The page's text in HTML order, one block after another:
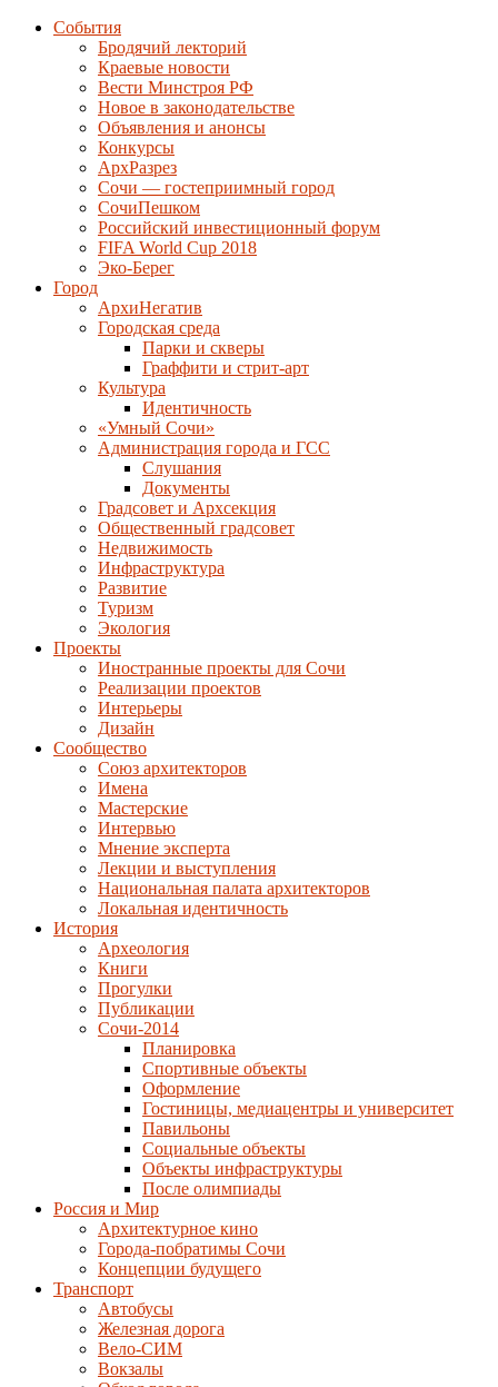
События
Бродячий лекторий
Краевые новости
Вести Минстроя РФ
Новое в законодательстве
Объявления и анонсы
Конкурсы
АрхРазрез
Сочи — гостеприимный город
СочиПешком
Российский инвестиционный форум
FIFA World Cup 2018
Эко-Берег
Город
АрхиНегатив
Городская среда
Парки и скверы
Граффити и стрит-арт
Культура
Идентичность
«Умный Сочи»
Администрация города и ГСС
Слушания
Документы
Градсовет и Архсекция
Общественный градсовет
Недвижимость
Инфраструктура
Развитие
Туризм
Экология
Проекты
Иностранные проекты для Сочи
Реализации проектов
Интерьеры
Дизайн
Сообщество
Союз архитекторов
Имена
Мастерские
Интервью
Мнение эксперта
Лекции и выступления
Национальная палата архитекторов
Локальная идентичность
История
Археология
Книги
Прогулки
Публикации
Сочи-2014
Планировка
Спортивные объекты
Оформление
Гостиницы, медиацентры и университет
Павильоны
Социальные объекты
Объекты инфраструктуры
После олимпиады
Россия и Мир
Архитектурное кино
Города-побратимы Сочи
Концепции будущего
Транспорт
Автобусы
Железная дорога
Вело-СИМ
Вокзалы